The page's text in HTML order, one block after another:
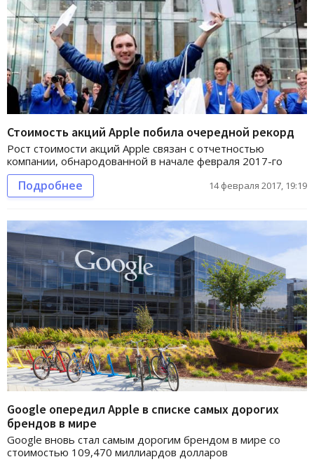
Стоимость акций Apple побила очередной рекорд
Рост стоимости акций Apple связан с отчетностью
компании, обнародованной в начале февраля 2017-го
Подробнее 14 февраля 2017, 19:19
Google опередил Apple в списке самых дорогих
брендов в мире
Google вновь стал самым дорогим брендом в мире со
стоимостью 109,470 миллиардов долларов